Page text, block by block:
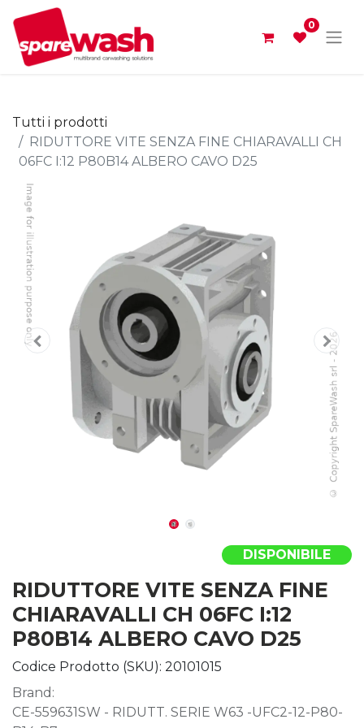
0
Tutti i prodotti
RIDUTTORE VITE SENZA FINE CHIARAVALLI CH
06FC I:12 P80B14 ALBERO CAVO D25
DISPONIBILE
RIDUTTORE VITE SENZA FINE
CHIARAVALLI CH 06FC I:12
P80B14 ALBERO CAVO D25
Codice Prodotto (SKU): 20101015
Brand:
CE-559631SW - RIDUTT. SERIE W63 -UFC2-12-P80-